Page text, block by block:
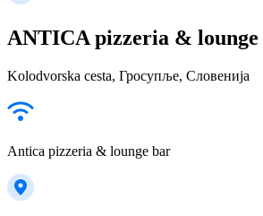
ANTICA pizzeria &
Kolodvorska cesta, Гросупље, Словенија
Antica pizzeria & lounge bar